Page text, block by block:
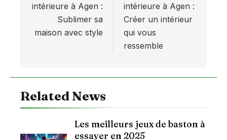
l’article
intérieure à Agen :
Sublimer sa
maison avec style
intérieure à Agen :
Créer un intérieur
qui vous
ressemble
Related News
Les meilleurs jeux de baston à
essayer en 2025